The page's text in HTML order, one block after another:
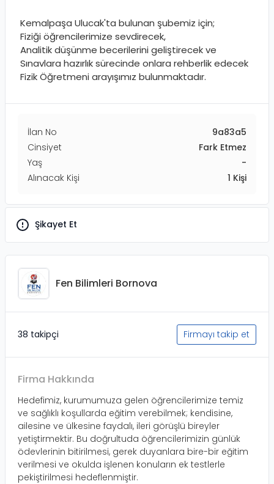
Kemalpaşa Ulucak'ta bulunan şubemiz için;
Fiziği öğrencilerimize sevdirecek,
Analitik düşünme becerilerini geliştirecek ve
Sınavlara hazırlık sürecinde onlara rehberlik edecek
Fizik Öğretmeni arayışımız bulunmaktadır.
İlan No
9a83a5
Cinsiyet
Fark Etmez
Yaş
-
Alınacak Kişi
1 Kişi
Şikayet Et
Fen Bilimleri Bornova
38 takipçi Firmayı takip et
Firma Hakkında
Hedefimiz, kurumumuza gelen öğrencilerimize temiz
ve sağlıklı koşullarda eğitim verebilmek; kendisine,
ailesine ve ülkesine faydalı, ileri görüşlü bireyler
yetiştirmektir. Bu doğrultuda öğrencilerimizin günlük
ödevlerinin bitirilmesi, gerek duyanlara bire-bir eğitim
verilmesi ve okulda işlenen konuların ek testlerle
pekiştirilmesi hedeflenmiştir.